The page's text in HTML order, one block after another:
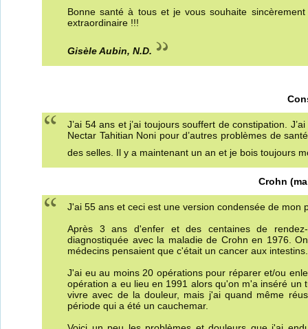
Bonne santé à tous et je vous souhaite
extraordinaire !!!
Gisèle Aubin, N.D.
J’ai 54 ans et j’ai toujours souffert de constipation.
Nectar Tahitian Noni pour d’autres problèmes de
des selles. Il y a maintenant un an et je bois toujours
Crohn
J'ai 55 ans et ceci est une version condensée de mon
Après 3 ans d'enfer et des centaines de
diagnostiquée avec la maladie de Crohn en 1976.
médecins pensaient que c'était un cancer aux intestins.
J'ai eu au moins 20 opérations pour réparer et/ou
opération a eu lieu en 1991 alors qu'on m'a inséré
vivre avec de la douleur, mais j'ai quand même
période qui a été un cauchemar.